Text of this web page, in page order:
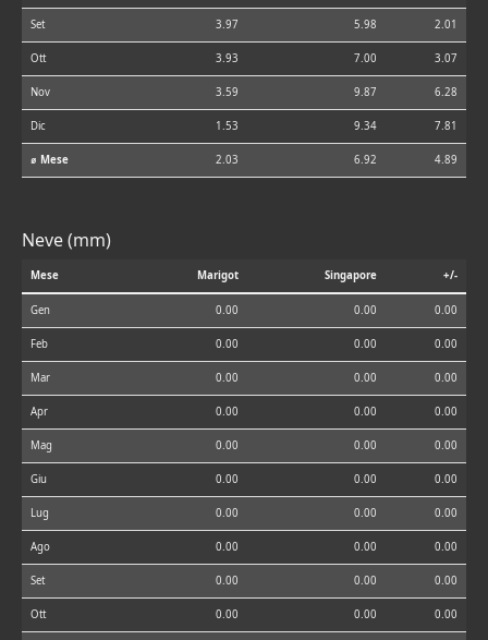
Set 3.97 5.98 2.01
Ott 3.93 7.00 3.07
Nov 3.59 9.87 6.28
Dic 1.53 9.34 7.81
⌀ Mese 2.03 6.92 4.89
Neve (mm)
Mese Marigot Singapore +/-
Gen 0.00 0.00 0.00
Feb 0.00 0.00 0.00
Mar 0.00 0.00 0.00
Apr 0.00 0.00 0.00
Mag 0.00 0.00 0.00
Giu 0.00 0.00 0.00
Lug 0.00 0.00 0.00
Ago 0.00 0.00 0.00
Set 0.00 0.00 0.00
Ott 0.00 0.00 0.00